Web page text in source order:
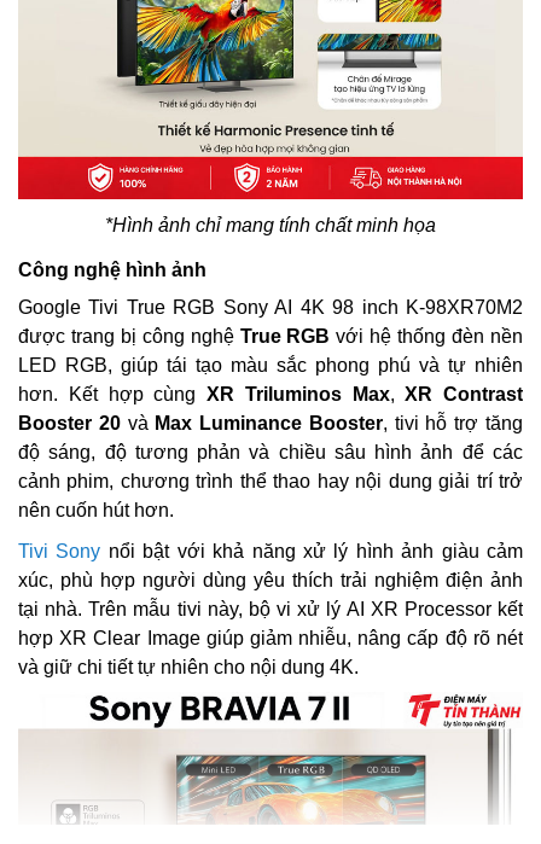
*Hình ảnh chỉ mang tính chất minh họa
Công nghệ hình ảnh
Google Tivi True RGB Sony AI 4K 98 inch K-98XR70M2
được trang bị công nghệ True RGB với hệ thống đèn nền
LED RGB, giúp tái tạo màu sắc phong phú và tự nhiên
hơn. Kết hợp cùng XR Triluminos Max,XR Contrast
Booster 20và Max Luminance Booster, tivi hỗ trợ tăng
độ sáng, độ tương phản và chiều sâu hình ảnh để các
cảnh phim, chương trình thể thao hay nội dung giải trí trở
nên cuốn hút hơn.
Tivi Sony nổi bật với khả năng xử lý hình ảnh giàu cảm
xúc, phù hợp người dùng yêu thích trải nghiệm điện ảnh
tại nhà. Trên mẫu tivi này, bộ vi xử lý AI XR Processor kết
hợp XR Clear Image giúp giảm nhiễu, nâng cấp độ rõ nét
và giữ chi tiết tự nhiên cho nội dung 4K.